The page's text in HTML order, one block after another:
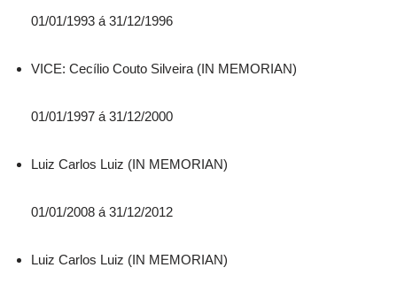
01/01/1993 á 31/12/1996
VICE: Cecílio Couto Silveira (IN MEMORIAN)
01/01/1997 á 31/12/2000
Luiz Carlos Luiz (IN MEMORIAN)
01/01/2008 á 31/12/2012
Luiz Carlos Luiz (IN MEMORIAN)